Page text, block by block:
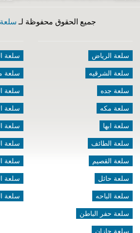
جميع الحقوق محفوظة لـ
سلعة الرياض
سلعة الشرقيه
سلعة جده
سلعة مكه
سلعة ابها
سلعة الطائف
سلعة القصيم
سلعة حائل
سلعة الباحه
سلعة حفر الباطن
سلعة جازان
سلعة
سلعة
سلعة
سلعة
سلعة
سلعة
سلعة
سلعة
سلعة